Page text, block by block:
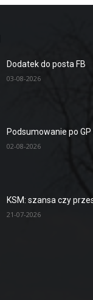
Dodatek do posta FB
03-08-2026
Podsumowanie po
02-08-2026
KSM: szansa czy
21-07-2026